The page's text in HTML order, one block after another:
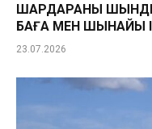
ШАРДАРАНЫҢ
БАҒА МЕН ШЫНАЙЫ
23.07.2026